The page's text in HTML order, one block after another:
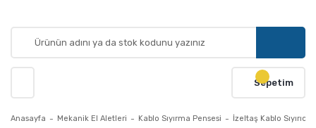
Sepetim
Anasayfa Mekanik El Aletleri Kablo Sıyırma Pensesi İzeltaş Kablo